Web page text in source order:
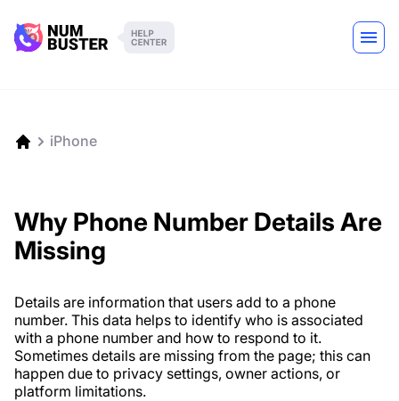
iPhone
Why Phone Number Details Are
Missing
Details are information that users add to a phone
number. This data helps to identify who is associated
with a phone number and how to respond to it.
Sometimes details are missing from the page; this can
happen due to privacy settings, owner actions, or
platform limitations.